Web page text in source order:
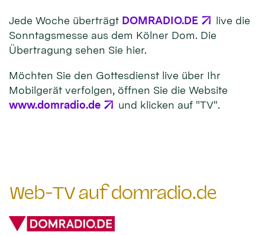
Jede Woche überträgt DOMRADIO.DE
live die
Sonntagsmesse aus dem Kölner Dom. Die
Übertragung sehen Sie hier.
Möchten Sie den Gottesdienst live über Ihr
Mobilgerät verfolgen, öffnen Sie die Website
www.domradio.de
und klicken auf "TV".
Web-TV auf domradio.de